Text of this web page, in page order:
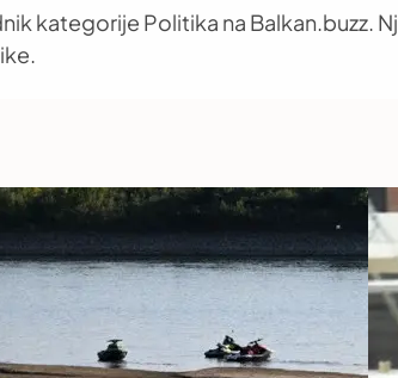
kategorije Politika na Balkan.buzz.